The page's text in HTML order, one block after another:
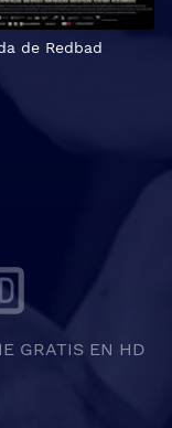
de Redbad
GRATIS EN HD